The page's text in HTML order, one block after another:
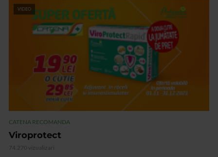
VIDEO
CATENA RECOMANDA
Viroprotect
74.270 vizualizari